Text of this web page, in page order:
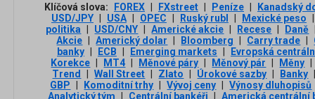
Klíčová slova: FOREX FXstreet Peníze
Kanadský
USD/JPY
USA OPEC Ruský rubl Mexické peso
politika
USD/CNY Americké akcie Recese Daně
Akcie
Americký dolar Bloomberg Carry trade
banky
ECB Emerging markets
Evropská
Korekce
MT4 Měnové páry Měnový pár Měny
Trend
Wall Street Zlato Úrokové sazby Banky
GBP
Komoditní trhy Vývoj ceny
Výnosy dluhopisů
Analytický tým
Centrální bankéři
Americká centrální